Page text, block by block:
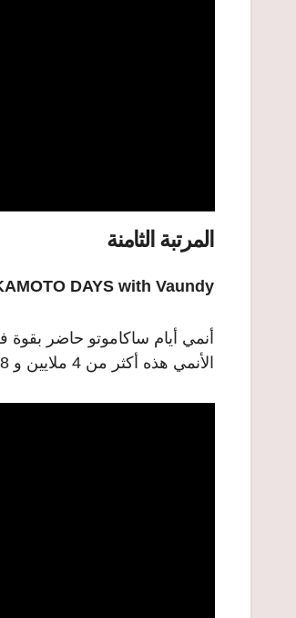
المرتبة الثامنة
DAYS with Vaundy
الأنمي هذه أكثر من 4 ملايين و 858 ألف مشاهدة خلال أسبوع.